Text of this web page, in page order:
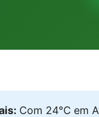
Com 24°C em